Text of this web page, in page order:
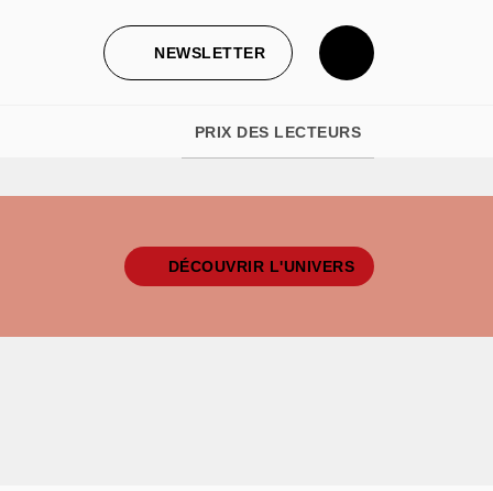
NEWSLETTER
PRIX DES LECTEURS
DÉCOUVRIR L'UNIVERS